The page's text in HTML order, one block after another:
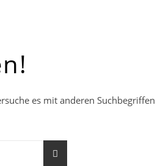
es mit anderen Suchbegriffen